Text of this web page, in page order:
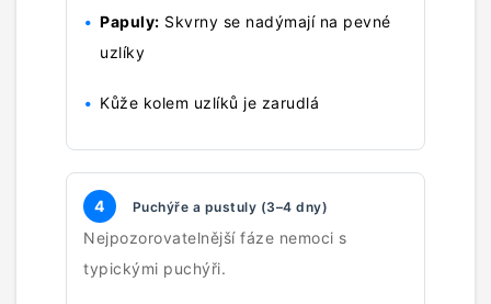
Papuly: Skvrny se nadýmají na pevné
uzlíky
Kůže kolem uzlíků je zarudlá
4 Puchýře a pustuly (3–4 dny)
Nejpozorovatelnější fáze nemoci s
typickými puchýři.